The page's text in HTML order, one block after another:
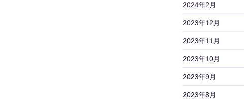
2024年2月
2023年12月
2023年11月
2023年10月
2023年9月
2023年8月